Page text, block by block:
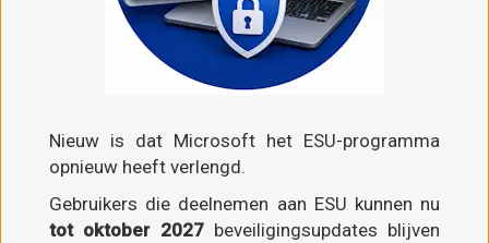
Nieuw is dat Microsoft het ESU-programma
opnieuw heeft verlengd.
Gebruikers die deelnemen aan ESU kunnen nu
tot oktober 2027beveiligingsupdates blijven